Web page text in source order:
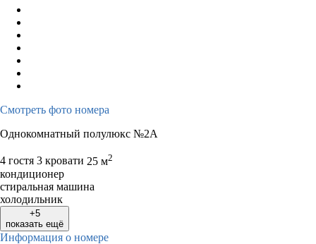
Смотреть фото номера
Однокомнатный полулюкс №2А
4 гостя 3 кровати 25 м2
кондиционер
стиральная машина
холодильник
+5
показать ещё
Информация о номере